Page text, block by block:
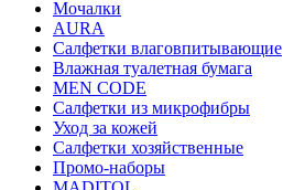
Мочалки
AURA
Салфетки влаговпитывающие
Влажная туалетная бумага
MEN CODE
Салфетки из микрофибры
Уход за кожей
Салфетки хозяйственные
Промо-наборы